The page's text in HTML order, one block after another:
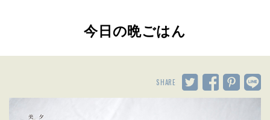
今日の晩ごはん
SHARE